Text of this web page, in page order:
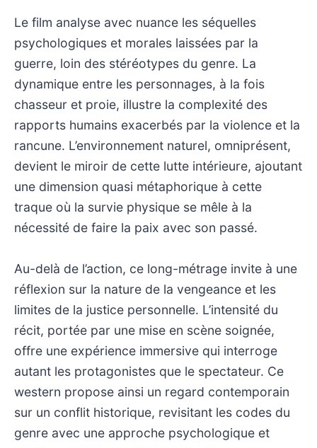
Le film analyse avec nuance les séquelles
psychologiques et morales laissées par la
guerre, loin des stéréotypes du genre. La
dynamique entre les personnages, à la fois
chasseur et proie, illustre la complexité des
rapports humains exacerbés par la violence et la
rancune. L’environnement naturel, omniprésent,
devient le miroir de cette lutte intérieure, ajoutant
une dimension quasi métaphorique à cette
traque où la survie physique se mêle à la
nécessité de faire la paix avec son passé.
Au-delà de l’action, ce long-métrage invite à une
réflexion sur la nature de la vengeance et les
limites de la justice personnelle. L’intensité du
récit, portée par une mise en scène soignée,
offre une expérience immersive qui interroge
autant les protagonistes que le spectateur. Ce
western propose ainsi un regard contemporain
sur un conflit historique, revisitant les codes du
genre avec une approche psychologique et